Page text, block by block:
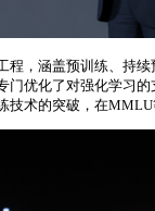
程，涵盖预训练、持
优化了对强化学习
术的突破，在MMLU